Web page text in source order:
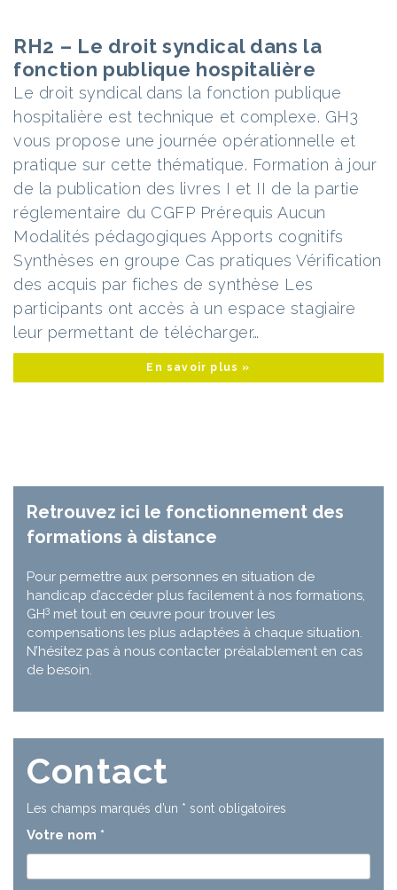
RH2 – Le droit syndical dans la
fonction publique hospitalière
Le droit syndical dans la fonction publique
hospitalière est technique et complexe. GH3
vous propose une journée opérationnelle et
pratique sur cette thématique. Formation à jour
de la publication des livres I et II de la partie
réglementaire du CGFP Prérequis Aucun
Modalités pédagogiques Apports cognitifs
Synthèses en groupe Cas pratiques Vérification
des acquis par fiches de synthèse Les
participants ont accès à un espace stagiaire
leur permettant de télécharger…
En savoir plus »
Retrouvez ici le fonctionnement des
formations à distance
Pour permettre aux personnes en situation de
handicap d’accéder plus facilement à nos formations,
GH3 met tout en œuvre pour trouver les
compensations les plus adaptées à chaque situation.
N’hésitez pas à nous contacter préalablement en cas
de besoin.
Contact
Les champs marqués d’un * sont obligatoires
Votre nom *